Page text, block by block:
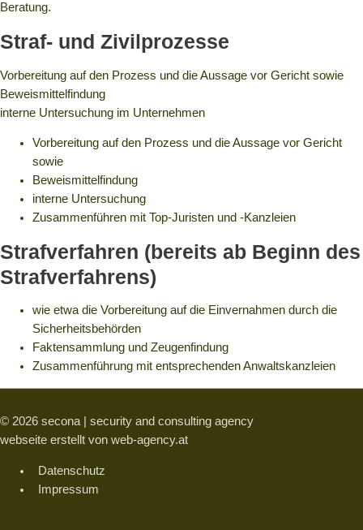
Beratung.
Straf- und Zivilprozesse
Vorbereitung auf den Prozess und die Aussage vor Gericht sowie
Beweismittelfindung
interne Untersuchung im Unternehmen
Vorbereitung auf den Prozess und die Aussage vor Gericht
sowie
Beweismittelfindung
interne Untersuchung
Zusammenführen mit Top-Juristen und -Kanzleien
Strafverfahren (bereits ab Beginn des
Strafverfahrens)
wie etwa die Vorbereitung auf die Einvernahmen durch die
Sicherheitsbehörden
Faktensammlung und Zeugenfindung
Zusammenführung mit entsprechenden Anwaltskanzleien
© 2026 secona | security and consulting agency
webseite erstellt von web-agency.at
Datenschutz
Impressum